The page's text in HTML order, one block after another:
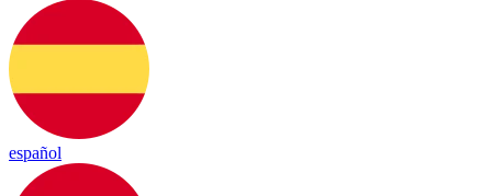
español